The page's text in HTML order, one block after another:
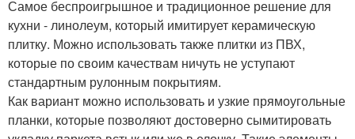
Самое беспроигрышное и традиционное решение для
кухни - линолеум, который имитирует керамическую
плитку. Можно использовать также плитки из ПВХ,
которые по своим качествам ничуть не уступают
стандартным рулонным покрытиям.
Как вариант можно использовать и узкие прямоугольные
планки, которые позволяют достоверно сымитировать